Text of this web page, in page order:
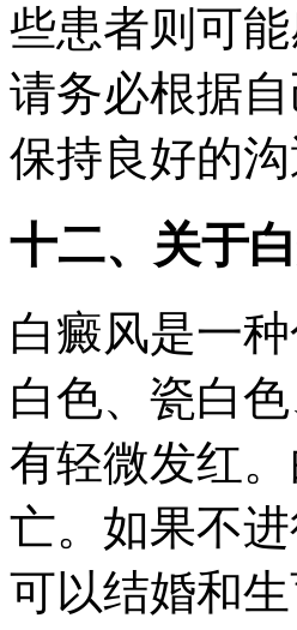
些患者则可
请务必根据
保持良好的沟
十二、关于
白癜风是一
白色、瓷白
有轻微发红
亡。如果不
可以结婚和